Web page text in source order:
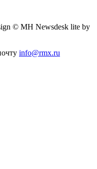
© MH Newsdesk lite by
info@rmx.ru